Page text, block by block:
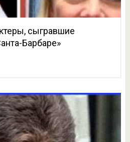
сыгравшие
Барбаре»